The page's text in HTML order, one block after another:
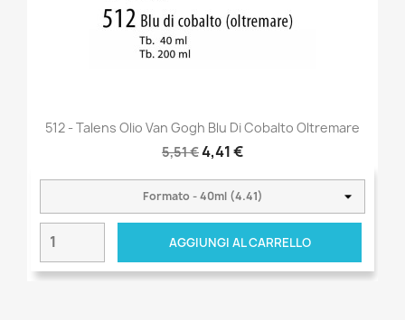
512 - Talens Olio Van Gogh Blu Di Cobalto Oltremare
5,51 €4,41 €
AGGIUNGI AL CARRELLO